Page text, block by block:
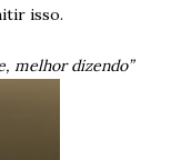
isso.
melhor dizendo”